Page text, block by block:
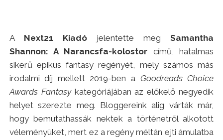
A Next21 Kiadójelentette megSamantha
Shannon: A Narancsfa-kolostor című, hatalmas
sikerű epikus fantasy regényét, mely számos más
irodalmi díj mellett 2019-ben a Goodreads Choice
Awards Fantasy kategóriájában az előkelő negyedik
helyet szerezte meg. Bloggereink alig várták már,
hogy bemutathassák nektek a történetről alkotott
véleményüket, mert ez a regény méltán ejti ámulatba